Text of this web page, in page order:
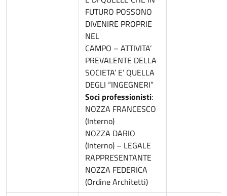
FUTURO POSSONO
DIVENIRE PROPRIE
NEL
CAMPO – ATTIVITA’
PREVALENTE DELLA
SOCIETA’ E’ QUELLA
DEGLI “INGEGNERI”
Soci professionisti:
NOZZA FRANCESCO
(Interno)
NOZZA DARIO
(Interno) – LEGALE
RAPPRESENTANTE
NOZZA FEDERICA
(Ordine Architetti)